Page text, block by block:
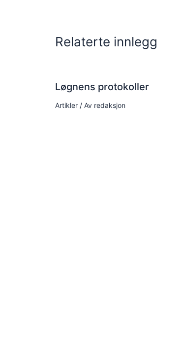
Relaterte innlegg
Løgnens protokoller
Artikler / Av redaksjon